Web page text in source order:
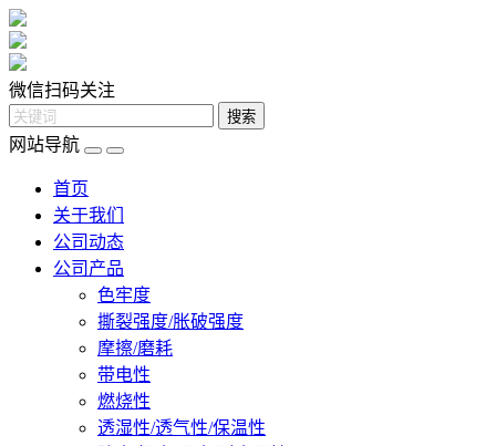
微信扫码关注
网站导航
首页
关于我们
公司动态
公司产品
色牢度
撕裂强度/胀破强度
摩擦/磨耗
带电性
燃烧性
透湿性/透气性/保温性